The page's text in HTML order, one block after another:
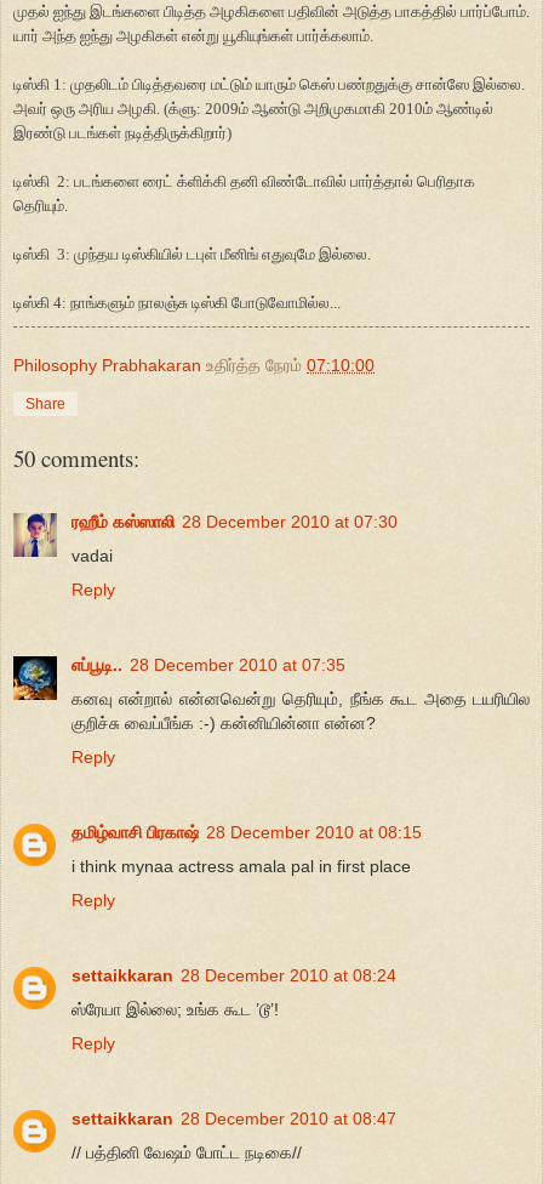
முதல் ஐந்து இடங்களை பிடித்த அழகிகளை பதிவின் அடுத்த பாகத்தில் பார்ப்போம்.
யார் அந்த ஐந்து அழகிகள் என்று யூகியுங்கள் பார்க்கலாம்.
டிஸ்கி 1: முதலிடம் பிடித்தவரை மட்டும் யாரும் கெஸ் பண்றதுக்கு சான்ஸே இல்லை.
அவர் ஒரு அரிய அழகி. (க்ளு: 2009ம் ஆண்டு அறிமுகமாகி 2010ம் ஆண்டில்
இரண்டு படங்கள் நடித்திருக்கிறார்)
டிஸ்கி 2: படங்களை ரைட் க்ளிக்கி தனி விண்டோவில் பார்த்தால் பெரிதாக
தெரியும்.
டிஸ்கி 3: முந்தய டிஸ்கியில் டபுள் மீனிங் எதுவுமே இல்லை.
டிஸ்கி 4: நாங்களும் நாலஞ்சு டிஸ்கி போடுவோமில்ல...
Philosophy Prabhakaran உதிர்த்த நேரம் 07:10:00
Share
50 comments:
ரஹீம் கஸ்ஸாலி 28 December 2010 at 07:30
vadai
Reply
எப்பூடி.. 28 December 2010 at 07:35
கனவு என்றால் என்னவென்று தெரியும், நீங்க கூட அதை டயரியில
குறிச்சு வைப்பீங்க :-) கன்னியின்னா என்ன?
Reply
தமிழ்வாசி பிரகாஷ் 28 December 2010 at 08:15
i think mynaa actress amala pal in first place
Reply
settaikkaran 28 December 2010 at 08:24
ஸ்ரேயா இல்லை; உங்க கூட ’டூ’!
Reply
settaikkaran 28 December 2010 at 08:47
// பத்தினி வேஷம் போட்ட நடிகை//